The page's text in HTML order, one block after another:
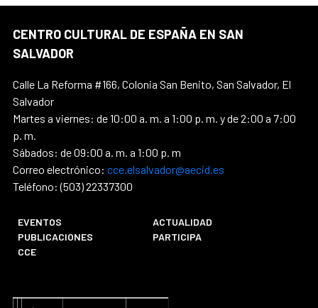
CENTRO CULTURAL DE ESPAÑA EN SAN
SALVADOR
Calle La Reforma #166, Colonia San Benito, San Salvador, El
Salvador
Martes a viernes: de 10:00 a. m. a 1:00 p. m. y de 2:00 a 7:00
p. m.
Sábados: de 09:00 a. m. a 1:00 p. m
Correo electrónico: cce.elsalvador@aecid.es
Teléfono: (503) 22337300
EVENTOS
ACTUALIDAD
PUBLICACIONES
PARTICIPA
CCE